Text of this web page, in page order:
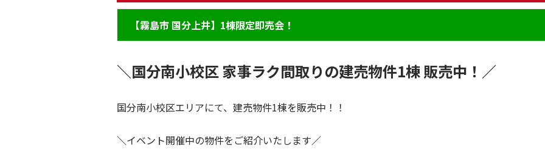
【霧島市 国分上井】1棟限定即売会！
＼国分南小校区 家事ラク間取りの建売物件1棟 販売中！／
国分南小校区エリアにて、建売物件1棟を販売中！！
＼イベント開催中の物件をご紹介いたします／